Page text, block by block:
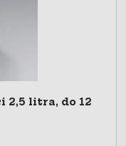
2,5 litra, do 12